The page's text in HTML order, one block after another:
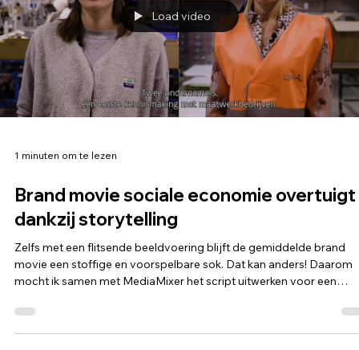
Load video
1 minuten om te lezen
Brand movie sociale economie overtuigt
dankzij storytelling
Zelfs met een flitsende beeldvoering blijft de gemiddelde brand
movie een stoffige en voorspelbare sok. Dat kan anders! Daarom
mocht ik samen met MediaMixer het script uitwerken voor een
staaltje storytelling geeft hier authenticiteit en herkenbaarheid aan
boodschap. Dubbel raak! In de gemiddelde merkvideo hoor je